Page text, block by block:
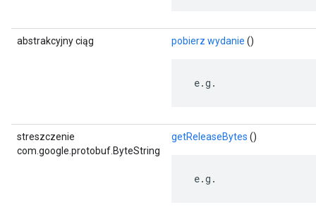
abstrakcyjny ciąg pobierz wydanie ()
e.g.
streszczenie
com.google.protobuf.ByteString
getReleaseBytes ()
e.g.